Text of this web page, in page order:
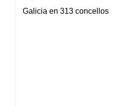
Galicia en 313 concellos